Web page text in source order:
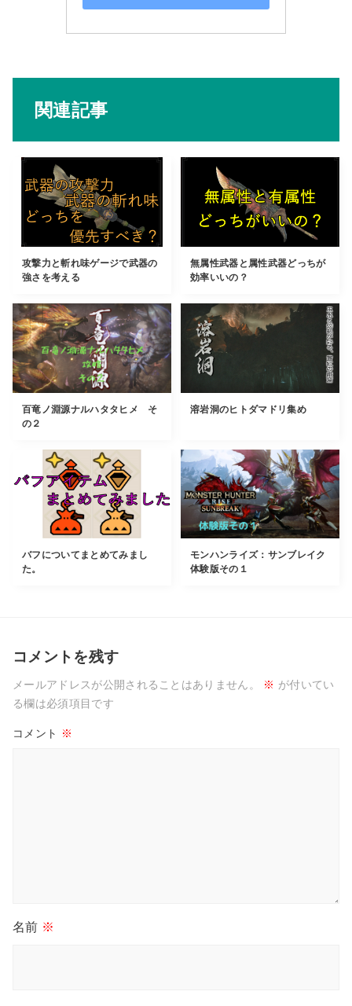
関連記事
攻撃力と斬れ味ゲージで武器の
強さを考える
無属性武器と属性武器どっちが
効率いいの？
百竜ノ淵源ナルハタタヒメ そ
の２
溶岩洞のヒトダマドリ集め
バフについてまとめてみまし
た。
モンハンライズ：サンブレイク
体験版その１
コメントを残す
メールアドレスが公開されることはありません。 ※ が付いてい
る欄は必須項目です
コメント ※
名前 ※